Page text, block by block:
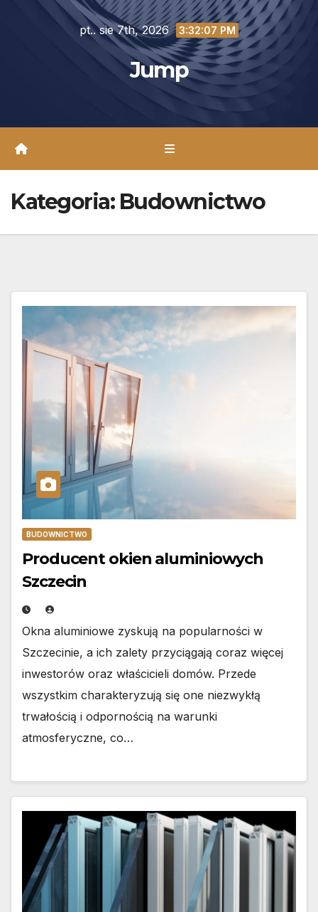
pt.. sie 7th, 2026 3:32:10 PM
Jump
Kategoria: Budownictwo
BUDOWNICTWO
Producent okien aluminiowych
Szczecin
Okna aluminiowe zyskują na popularności w
Szczecinie, a ich zalety przyciągają coraz więcej
inwestorów oraz właścicieli domów. Przede
wszystkim charakteryzują się one niezwykłą
trwałością i odpornością na warunki
atmosferyczne, co…